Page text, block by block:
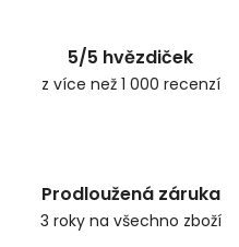
5/5 hvězdiček
z více než 1 000 recenzí
Prodloužená záruka
3 roky na všechno zboží